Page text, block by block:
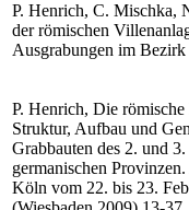
P. Henrich, C. Mischka,
der römischen
Ausgrabungen im
P. Henrich, Die
Struktur, Aufbau und
Grabbauten des 2. und
germanischen
Köln vom 22. bis 23.